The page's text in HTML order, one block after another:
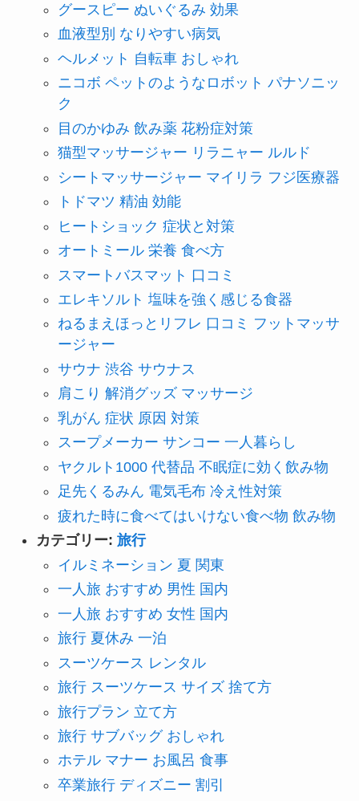
グースピー ぬいぐるみ 効果
血液型別 なりやすい病気
ヘルメット 自転車 おしゃれ
ニコボ ペットのようなロボット パナソニッ
ク
目のかゆみ 飲み薬 花粉症対策
猫型マッサージャー リラニャー ルルド
シートマッサージャー マイリラ フジ医療器
トドマツ 精油 効能
ヒートショック 症状と対策
オートミール 栄養 食べ方
スマートバスマット 口コミ
エレキソルト 塩味を強く感じる食器
ねるまえほっとリフレ 口コミ フットマッサ
ージャー
サウナ 渋谷 サウナス
肩こり 解消グッズ マッサージ
乳がん 症状 原因 対策
スープメーカー サンコー 一人暮らし
ヤクルト1000 代替品 不眠症に効く飲み物
足先くるみん 電気毛布 冷え性対策
疲れた時に食べてはいけない食べ物 飲み物
カテゴリー: 旅行
イルミネーション 夏 関東
一人旅 おすすめ 男性 国内
一人旅 おすすめ 女性 国内
旅行 夏休み 一泊
スーツケース レンタル
旅行 スーツケース サイズ 捨て方
旅行プラン 立て方
旅行 サブバッグ おしゃれ
ホテル マナー お風呂 食事
卒業旅行 ディズニー 割引